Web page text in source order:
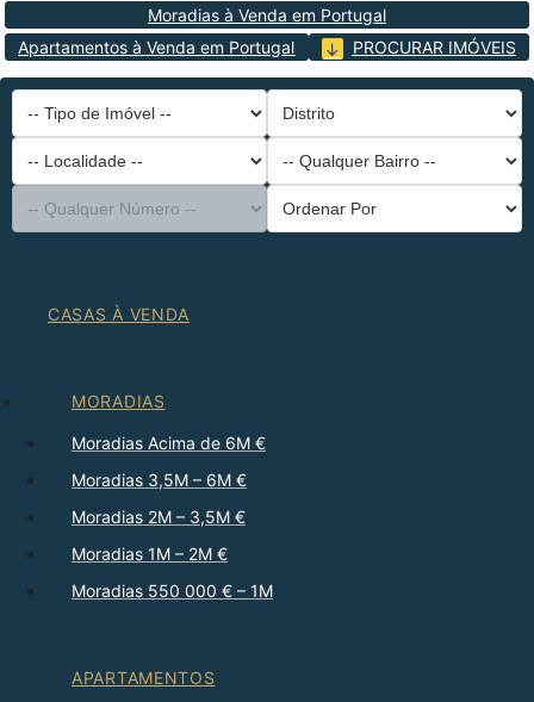
Moradias à Venda em Portugal
Apartamentos à Venda em Portugal
PROCURAR IMÓVEIS
-- Tipo de Imóvel --
Distrito
-- Localidade --
-- Qualquer Bairro --
-- Qualquer Número --
Ordenar Por
CASAS À VENDA
MORADIAS
Moradias Acima de 6M €
Moradias 3,5M – 6M €
Moradias 2M – 3,5M €
Moradias 1M – 2M €
Moradias 550 000 € – 1M
APARTAMENTOS